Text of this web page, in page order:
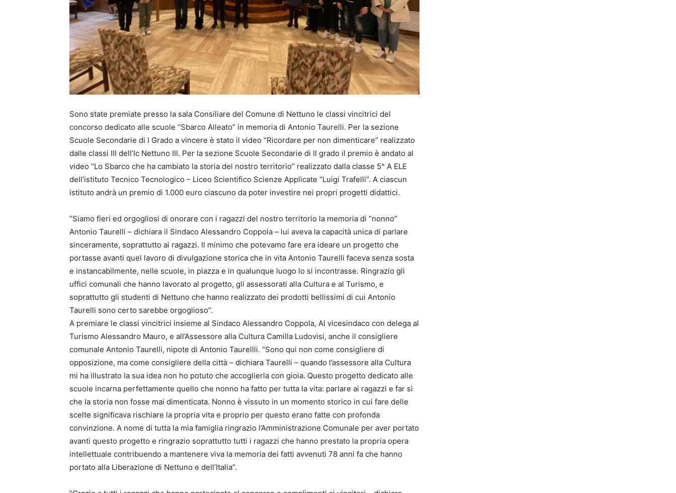
Sono state premiate presso la sala Consiliare del Comune di Nettuno le classi vincitrici del
concorso dedicato alle scuole “Sbarco Alleato” in memoria di Antonio Taurelli. Per la sezione
Scuole Secondarie di I Grado a vincere è stato il video “Ricordare per non dimenticare” realizzato
dalle classi III dell’Ic Nettuno III. Per la sezione Scuole Secondarie di II grado il premio è andato al
video “Lo Sbarco che ha cambiato la storia del nostro territorio” realizzato dalla classe 5^ A ELE
dell’istituto Tecnico Tecnologico – Liceo Scientifico Scienze Applicate “Luigi Trafelli”. A ciascun
istituto andrà un premio di 1.000 euro ciascuno da poter investire nei propri progetti didattici.
“Siamo fieri ed orgogliosi di onorare con i ragazzi del nostro territorio la memoria di “nonno”
Antonio Taurelli – dichiara il Sindaco Alessandro Coppola – lui aveva la capacità unica di parlare
sinceramente, soprattutto ai ragazzi. Il minimo che potevamo fare era ideare un progetto che
portasse avanti quel lavoro di divulgazione storica che in vita Antonio Taurelli faceva senza sosta
e instancabilmente, nelle scuole, in piazza e in qualunque luogo lo si incontrasse. Ringrazio gli
uffici comunali che hanno lavorato al progetto, gli assessorati alla Cultura e al Turismo, e
soprattutto gli studenti di Nettuno che hanno realizzato dei prodotti bellissimi di cui Antonio
Taurelli sono certo sarebbe orgoglioso”.
A premiare le classi vincitrici insieme al Sindaco Alessandro Coppola, Al vicesindaco con delega al
Turismo Alessandro Mauro, e all’Assessore alla Cultura Camilla Ludovisi, anche il consigliere
comunale Antonio Taurelli, nipote di Antonio Taurellli. “Sono qui non come consigliere di
opposizione, ma come consigliere della città – dichiara Taurelli – quando l’assessore alla Cultura
mi ha illustrato la sua idea non ho potuto che accoglierla con gioia. Questo progetto dedicato alle
scuole incarna perfettamente quello che nonno ha fatto per tutta la vita: parlare ai ragazzi e far sì
che la storia non fosse mai dimenticata. Nonno è vissuto in un momento storico in cui fare delle
scelte significava rischiare la propria vita e proprio per questo erano fatte con profonda
convinzione. A nome di tutta la mia famiglia ringrazio l’Amministrazione Comunale per aver portato
avanti questo progetto e ringrazio soprattutto tutti i ragazzi che hanno prestato la propria opera
intellettuale contribuendo a mantenere viva la memoria dei fatti avvenuti 78 anni fa che hanno
portato alla Liberazione di Nettuno e dell’Italia”.